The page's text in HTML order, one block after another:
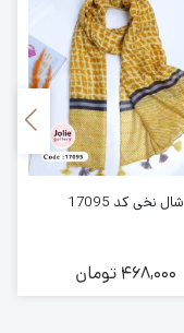
شال نخی کد 17095
468,000 تومان